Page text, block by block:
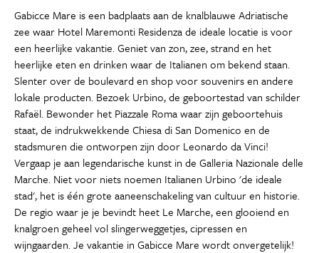
Gabicce Mare is een badplaats aan de knalblauwe Adriatische
zee waar Hotel Maremonti Residenza de ideale locatie is voor
een heerlijke vakantie. Geniet van zon, zee, strand en het
heerlijke eten en drinken waar de Italianen om bekend staan.
Slenter over de boulevard en shop voor souvenirs en andere
lokale producten. Bezoek Urbino, de geboortestad van schilder
Rafaël. Bewonder het Piazzale Roma waar zijn geboortehuis
staat, de indrukwekkende Chiesa di San Domenico en de
stadsmuren die ontworpen zijn door Leonardo da Vinci!
Vergaap je aan legendarische kunst in de Galleria Nazionale delle
Marche. Niet voor niets noemen Italianen Urbino 'de ideale
stad', het is één grote aaneenschakeling van cultuur en historie.
De regio waar je je bevindt heet Le Marche, een glooiend en
knalgroen geheel vol slingerweggetjes, cipressen en
wijngaarden. Je vakantie in Gabicce Mare wordt onvergetelijk!